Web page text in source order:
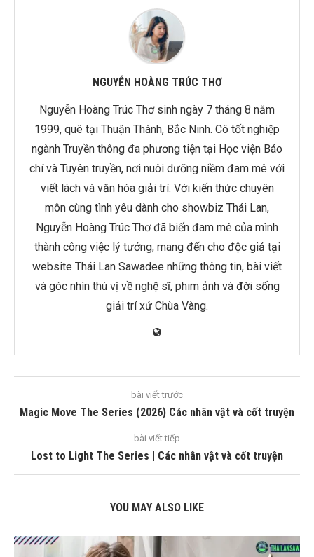
NGUYỄN HOÀNG TRÚC THƠ
Nguyễn Hoàng Trúc Thơ sinh ngày 7 tháng 8 năm
1999, quê tại Thuận Thành, Bắc Ninh. Cô tốt nghiệp
ngành Truyền thông đa phương tiện tại Học viện Báo
chí và Tuyên truyền, nơi nuôi dưỡng niềm đam mê với
viết lách và văn hóa giải trí. Với kiến thức chuyên
môn cùng tình yêu dành cho showbiz Thái Lan,
Nguyễn Hoàng Trúc Thơ đã biến đam mê của mình
thành công việc lý tưởng, mang đến cho độc giả tại
website Thái Lan Sawadee những thông tin, bài viết
và góc nhìn thú vị về nghệ sĩ, phim ảnh và đời sống
giải trí xứ Chùa Vàng.
bài viết trước
Magic Move The Series (2026) Các nhân vật và cốt truyện
bài viết tiếp
Lost to Light The Series | Các nhân vật và cốt truyện
YOU MAY ALSO LIKE